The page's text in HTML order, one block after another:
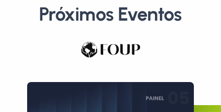
Próximos Eventos